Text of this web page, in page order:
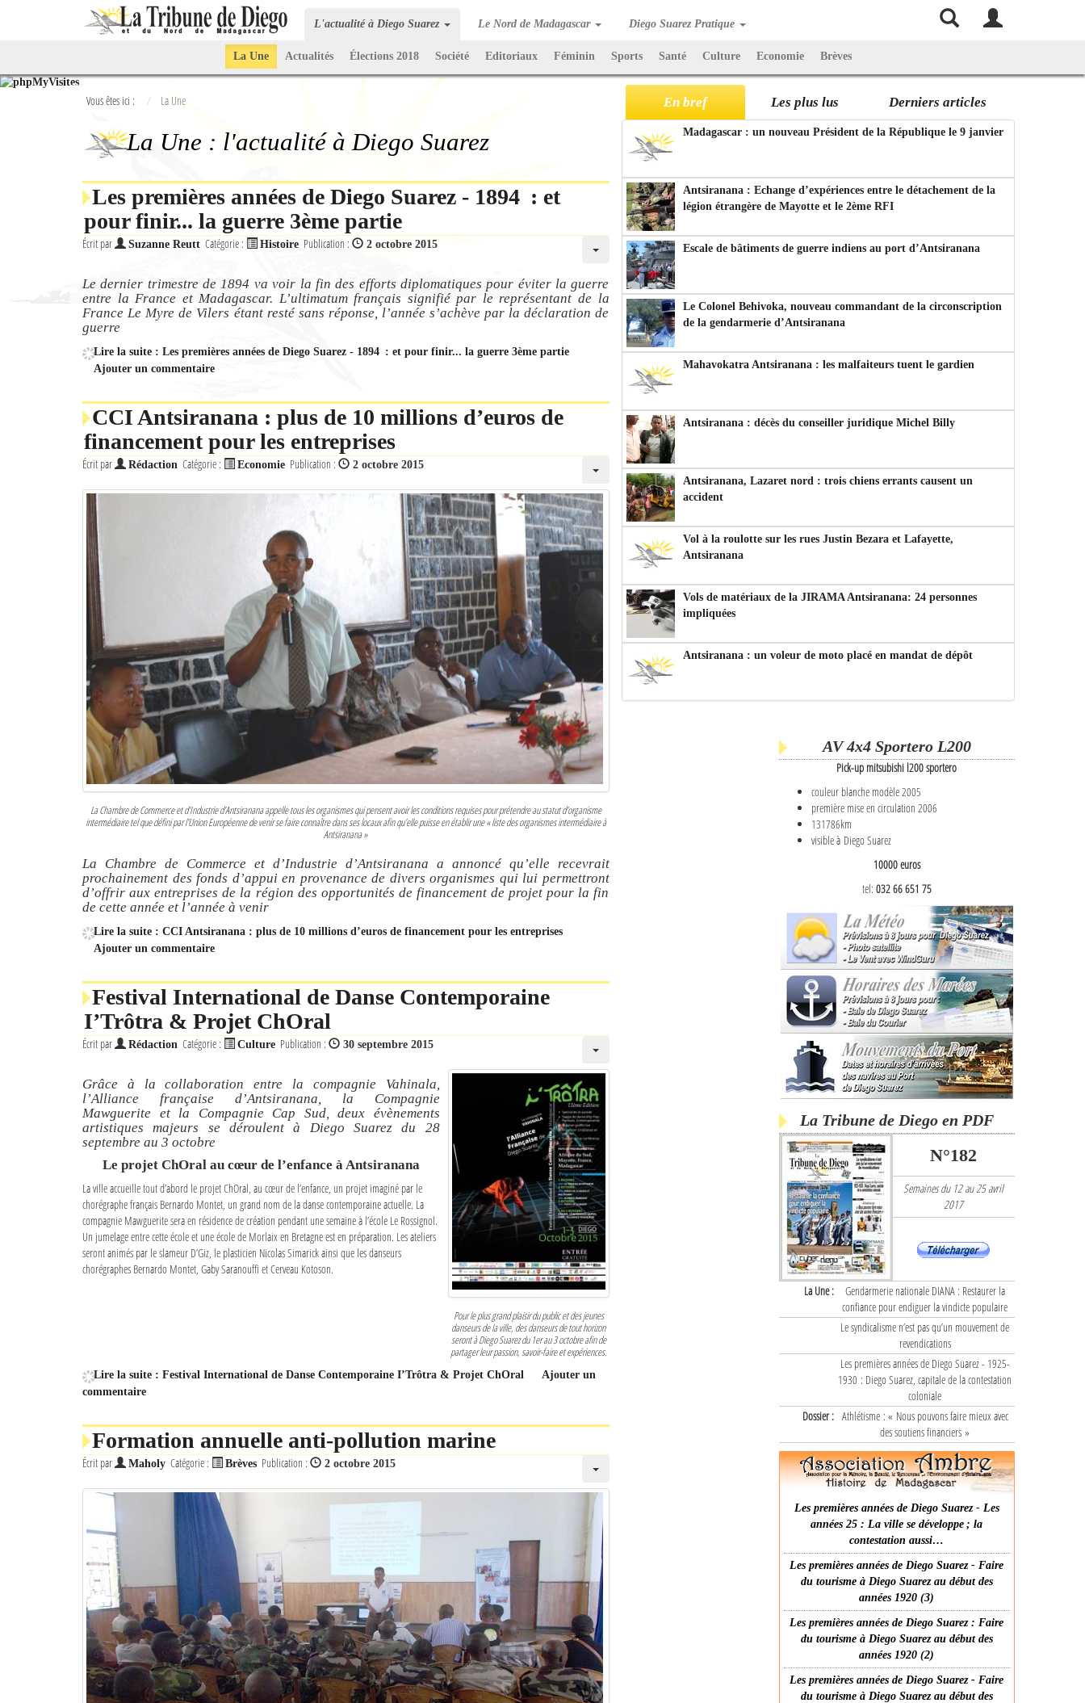
L'actualité à Diego Suarez Le Nord de Madagascar Diego Suarez Pratique
La Une Actualités Élections 2018 Société Editoriaux Féminin Sports Santé Culture Economie Brèves
Vous êtes ici : La Une
La Une : l'actualité à Diego Suarez
Les premières années de Diego Suarez - 1894 : et
pour finir... la guerre 3ème partie
Écrit par Suzanne Reutt Catégorie : Histoire Publication : 2 octobre 2015
Le dernier trimestre de 1894 va voir la fin des efforts diplomatiques pour éviter la guerre
entre la France et Madagascar. L’ultimatum français signifié par le représentant de la
France Le Myre de Vilers étant resté sans réponse, l’année s’achève par la déclaration de
guerre
Lire la suite : Les premières années de Diego Suarez - 1894 : et pour finir... la guerre 3ème partie
Ajouter un commentaire
CCI Antsiranana : plus de 10 millions d’euros de
financement pour les entreprises
Écrit par Rédaction Catégorie : Economie Publication : 2 octobre 2015
La Chambre de Commerce et d’Industrie d’Antsiranana appelle tous les organismes qui pensent avoir les conditions requises pour prétendre au statut d’organisme
intermédiaire tel que défini par l’Union Européenne de venir se faire connaître dans ses locaux afin qu’elle puisse en établir une « liste des organismes intermédiaire à
Antsiranana »
La Chambre de Commerce et d’Industrie d’Antsiranana a annoncé qu’elle recevrait
prochainement des fonds d’appui en provenance de divers organismes qui lui permettront
d’offrir aux entreprises de la région des opportunités de financement de projet pour la fin
de cette année et l’année à venir
Lire la suite : CCI Antsiranana : plus de 10 millions d’euros de financement pour les entreprises
Ajouter un commentaire
Festival International de Danse Contemporaine
I’Trôtra & Projet ChOral
Écrit par Rédaction Catégorie : Culture Publication : 30 septembre 2015
Pour le plus grand plaisir du public et des jeunes
danseurs de la ville, des danseurs de tout horizon
seront à Diego Suarez du 1er au 3 octobre afin de
partager leur passion, savoir-faire et expériences.
Grâce à la collaboration entre la compagnie Vahinala,
l’Alliance française d’Antsiranana, la Compagnie
Mawguerite et la Compagnie Cap Sud, deux évènements
artistiques majeurs se déroulent à Diego Suarez du 28
septembre au 3 octobre
Le projet ChOral au cœur de l’enfance à Antsiranana
La ville accueille tout d’abord le projet ChOral, au cœur de l’enfance, un projet imaginé par le
chorégraphe français Bernardo Montet, un grand nom de la danse contemporaine actuelle. La
compagnie Mawguerite sera en résidence de création pendant une semaine à l’école Le Rossignol.
Un jumelage entre cette école et une école de Morlaix en Bretagne est en préparation. Les ateliers
seront animés par le slameur D’Giz, le plasticien Nicolas Simarick ainsi que les danseurs
chorégraphes Bernardo Montet, Gaby Saranouffi et Cerveau Kotoson.
Lire la suite : Festival International de Danse Contemporaine I’Trôtra & Projet ChOral
Ajouter un
commentaire
Formation annuelle anti-pollution marine
Écrit par Maholy Catégorie : Brèves Publication : 2 octobre 2015
En bref Les plus lus Derniers articles
Madagascar : un nouveau Président de la République le 9 janvier
Antsiranana : Echange d’expériences entre le détachement de la
légion étrangère de Mayotte et le 2ème RFI
Escale de bâtiments de guerre indiens au port d’Antsiranana
Le Colonel Behivoka, nouveau commandant de la circonscription
de la gendarmerie d’Antsiranana
Mahavokatra Antsiranana : les malfaiteurs tuent le gardien
Antsiranana : décès du conseiller juridique Michel Billy
Antsiranana, Lazaret nord : trois chiens errants causent un
accident
Vol à la roulotte sur les rues Justin Bezara et Lafayette,
Antsiranana
Vols de matériaux de la JIRAMA Antsiranana: 24 personnes
impliquées
Antsiranana : un voleur de moto placé en mandat de dépôt
AV 4x4 Sportero L200
Pick-up mitsubishi l200 sportero
couleur blanche modèle 2005
première mise en circulation 2006
131786km
visible à Diego Suarez
10000 euros
tel: 032 66 651 75
La Tribune de Diego en PDF
N°182
Semaines du 12 au 25 avril
2017
La Une :
Gendarmerie nationale DIANA : Restaurer la
confiance pour endiguer la vindicte populaire
Le syndicalisme n’est pas qu’un mouvement de
revendications
Les premières années de Diego Suarez - 1925-
1930 : Diego Suarez, capitale de la contestation
coloniale
Dossier : Athlétisme : « Nous pouvons faire mieux avec
des soutiens financiers »
Les premières années de Diego Suarez - Les
années 25 : La ville se développe ; la
contestation aussi…
Les premières années de Diego Suarez - Faire
du tourisme à Diego Suarez au début des
années 1920 (3)
Les premières années de Diego Suarez : Faire
du tourisme à Diego Suarez au début des
années 1920 (2)
Les premières années de Diego Suarez - Faire
du tourisme à Diego Suarez au début des